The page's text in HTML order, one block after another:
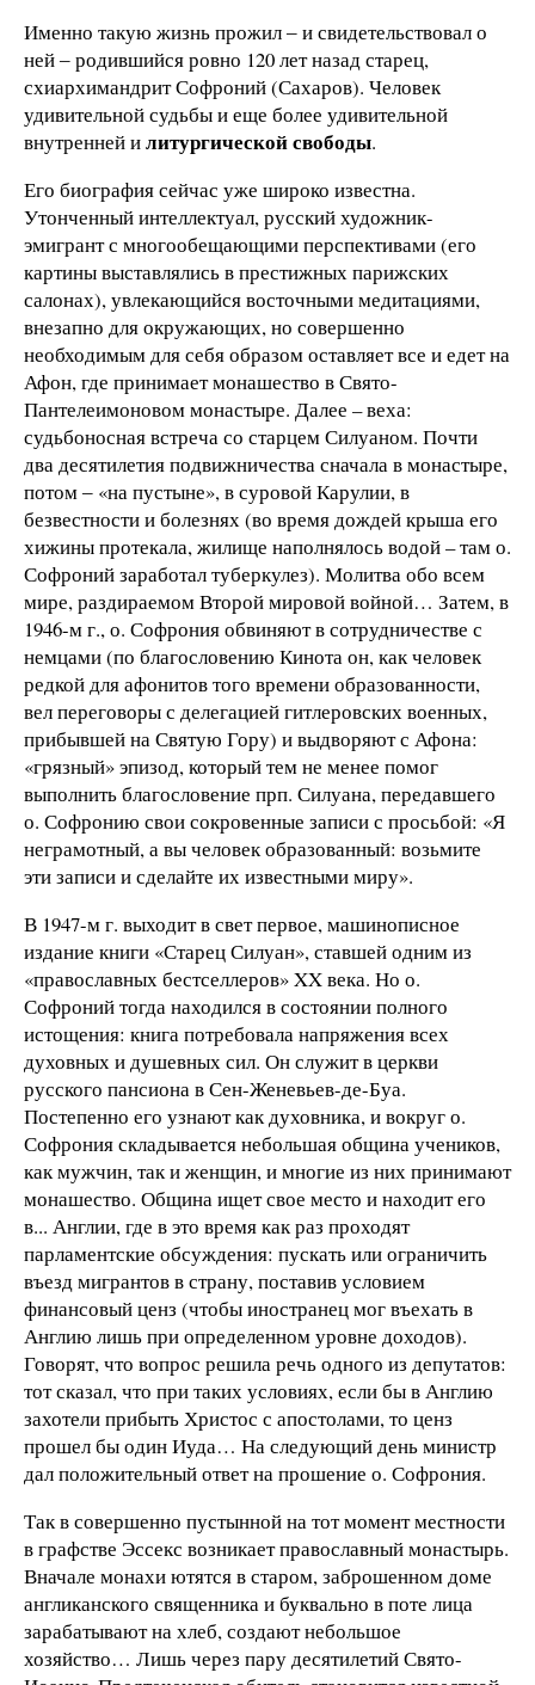
Именно такую жизнь прожил ‒ и свидетельствовал о
ней ‒ родившийся ровно 120 лет назад старец,
схиархимандрит Софроний (Сахаров). Человек
удивительной судьбы и еще более удивительной
внутренней илитургическойсвободы.
Его биография сейчас уже широко известна.
Утонченный интеллектуал, русский художник-
эмигрант с многообещающими перспективами (его
картины выставлялись в престижных парижских
салонах), увлекающийся восточными медитациями,
внезапно для окружающих, но совершенно
необходимым для себя образом оставляет все и едет на
Афон, где принимает монашество в Свято-
Пантелеимоновом монастыре. Далее – веха:
судьбоносная встреча со старцем Силуаном. Почти
два десятилетия подвижничества сначала в монастыре,
потом ‒ «на пустыне», в суровой Карулии, в
безвестности и болезнях (во время дождей крыша его
хижины протекала, жилище наполнялось водой – там о.
Софроний заработал туберкулез). Молитва обо всем
мире, раздираемом Второй мировой войной… Затем, в
1946-м г., о. Софрония обвиняют в сотрудничестве с
немцами (по благословению Кинота он, как человек
редкой для афонитов того времени образованности,
вел переговоры с делегацией гитлеровских военных,
прибывшей на Святую Гору) и выдворяют с Афона:
«грязный» эпизод, который тем не менее помог
выполнить благословение прп. Силуана, передавшего
о. Софронию свои сокровенные записи с просьбой: «Я
неграмотный, а вы человек образованный: возьмите
эти записи и сделайте их известными миру».
В 1947-м г. выходит в свет первое, машинописное
издание книги «Старец Силуан», ставшей одним из
«православных бестселлеров» XX века. Но о.
Софроний тогда находился в состоянии полного
истощения: книга потребовала напряжения всех
духовных и душевных сил. Он служит в церкви
русского пансиона в Сен-Женевьев-де-Буа.
Постепенно его узнают как духовника, и вокруг о.
Софрония складывается небольшая община учеников,
как мужчин, так и женщин, и многие из них принимают
монашество. Община ищет свое место и находит его
в... Англии, где в это время как раз проходят
парламентские обсуждения: пускать или ограничить
въезд мигрантов в страну, поставив условием
финансовый ценз (чтобы иностранец мог въехать в
Англию лишь при определенном уровне доходов).
Говорят, что вопрос решила речь одного из депутатов:
тот сказал, что при таких условиях, если бы в Англию
захотели прибыть Христос с апостолами, то ценз
прошел бы один Иуда… На следующий день министр
дал положительный ответ на прошение о. Софрония.
Так в совершенно пустынной на тот момент местности
в графстве Эссекс возникает православный монастырь.
Вначале монахи ютятся в старом, заброшенном доме
англиканского священника и буквально в поте лица
зарабатывают на хлеб, создают небольшое
хозяйство… Лишь через пару десятилетий Свято-